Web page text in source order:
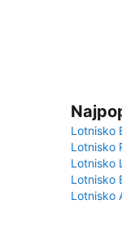
Lotnisko
Lotnisko
Lotnisko
Lotnisko
Lotnisko